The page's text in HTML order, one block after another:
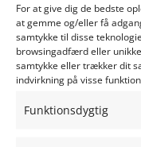
For at give dig de bedste
at gemme og/eller få
samtykke til disse
browsingadfærd eller
samtykke eller trækker dit
indvirkning på visse
Funktionsdygtig
august 2024
juli 2024
juni 2024